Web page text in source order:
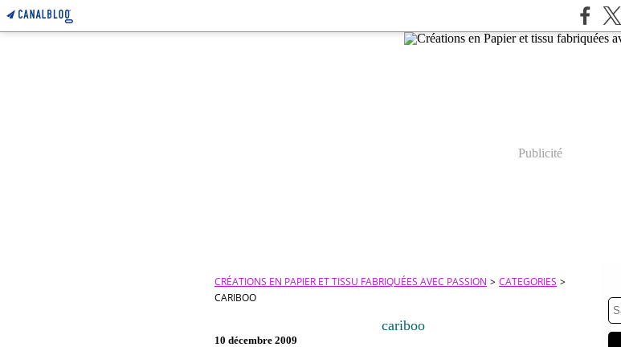
Publicité
CRÉATIONS EN PAPIER ET TISSU FABRIQUÉES AVEC PASSION > CATEGORIES >
CARIBOO
cariboo
10 décembre 2009